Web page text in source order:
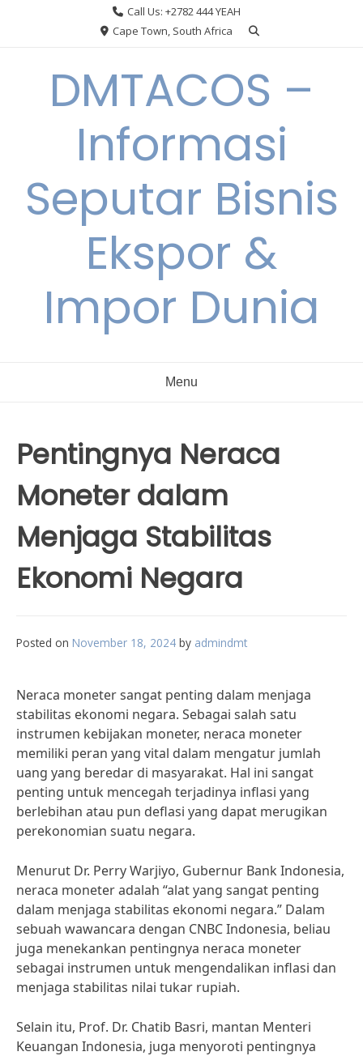
Call Us: +2782 444 YEAH
Cape Town, South Africa
DMTACOS –
Informasi
Seputar Bisnis
Ekspor &
Impor Dunia
Menu
Pentingnya Neraca
Moneter dalam
Menjaga Stabilitas
Ekonomi Negara
Posted on November 18, 2024 by admindmt
Neraca moneter sangat penting dalam menjaga
stabilitas ekonomi negara. Sebagai salah satu
instrumen kebijakan moneter, neraca moneter
memiliki peran yang vital dalam mengatur jumlah
uang yang beredar di masyarakat. Hal ini sangat
penting untuk mencegah terjadinya inflasi yang
berlebihan atau pun deflasi yang dapat merugikan
perekonomian suatu negara.
Menurut Dr. Perry Warjiyo, Gubernur Bank Indonesia,
neraca moneter adalah “alat yang sangat penting
dalam menjaga stabilitas ekonomi negara.” Dalam
sebuah wawancara dengan CNBC Indonesia, beliau
juga menekankan pentingnya neraca moneter
sebagai instrumen untuk mengendalikan inflasi dan
menjaga stabilitas nilai tukar rupiah.
Selain itu, Prof. Dr. Chatib Basri, mantan Menteri
Keuangan Indonesia, juga menyoroti pentingnya